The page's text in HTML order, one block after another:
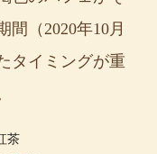
（2020年10月
タイミングが重